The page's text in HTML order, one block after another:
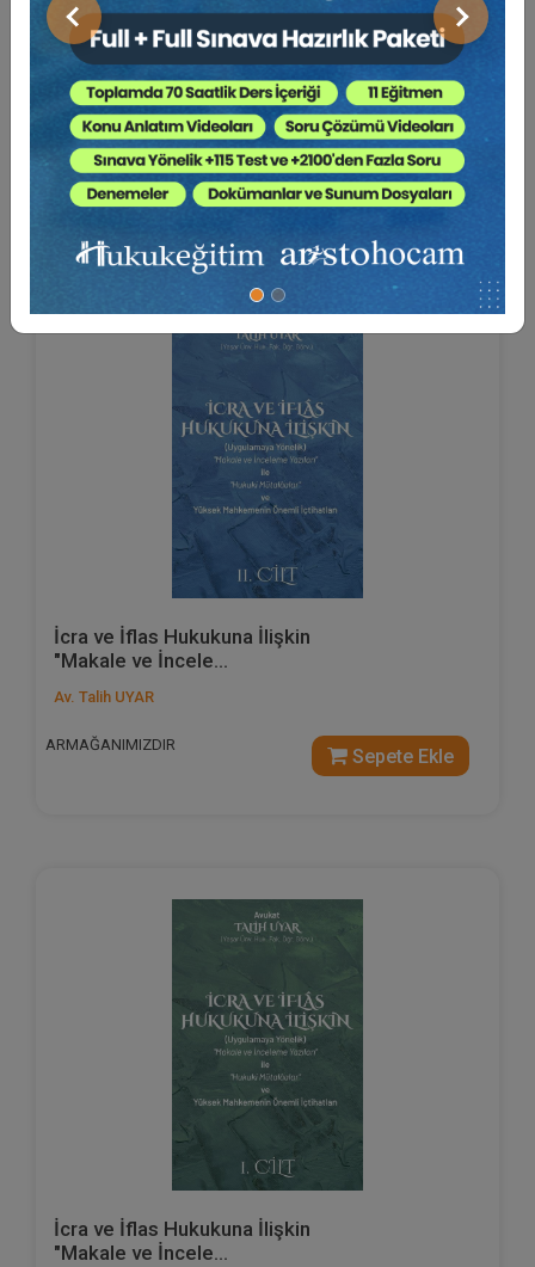
Önceki Sonraki
İcra ve İflas Hukukuna İlişkin
"Makale ve İncele...
Av. Talih UYAR
ARMAĞANIMIZDIR
Sepete Ekle
İcra ve İflas Hukukuna İlişkin
"Makale ve İncele...
Av. Talih UYAR
ARMAĞANIMIZDIR
Sepete Ekle
İcra ve İflas Hukukuna İlişkin
"Makale ve İncele...